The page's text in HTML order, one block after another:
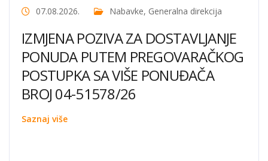
07.08.2026. Nabavke, Generalna direkcija
IZMJENA POZIVA ZA DOSTAVLJANJE
PONUDA PUTEM PREGOVARAČKOG
POSTUPKA SA VIŠE PONUĐAČA
BROJ 04-51578/26
Saznaj više